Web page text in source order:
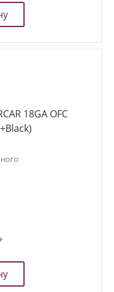
18GA OFC